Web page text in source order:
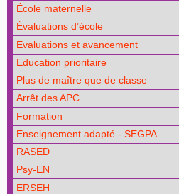
École maternelle
Évaluations d’école
Evaluations et avancement
Education prioritaire
Plus de maître que de classe
Arrêt des APC
Formation
Enseignement adapté - SEGPA
RASED
Psy-EN
ERSEH